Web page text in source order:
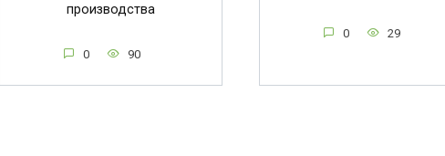
производства
0 90
0 29